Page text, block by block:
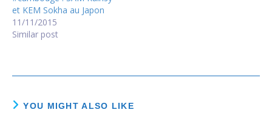
et KEM Sokha au Japon
11/11/2015
Similar post
YOU MIGHT ALSO LIKE